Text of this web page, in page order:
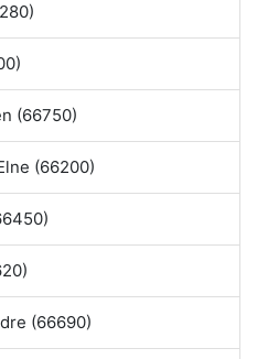
(66750)
(66200)
(66690)